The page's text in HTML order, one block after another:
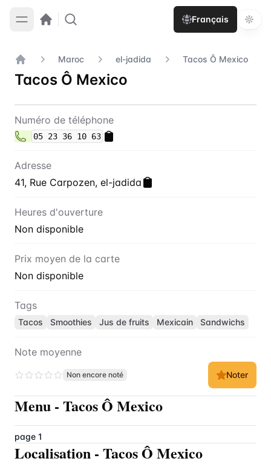
Français
Accueil
Maroc el-jadida Tacos Ô Mexico
Tacos Ô Mexico
Contact Tacos Ô Mexico
Numéro de téléphone
05 23 36 10 63
Adresse
41, Rue Carpozen, el-jadida
Heures d'ouverture
Non disponible
Prix moyen de la carte
Non disponible
Tags
Tacos Smoothies Jus de fruits Mexicain Sandwichs
Note moyenne
Non encore noté Noter
Menu - Tacos Ô Mexico
page 1
Localisation - Tacos Ô Mexico